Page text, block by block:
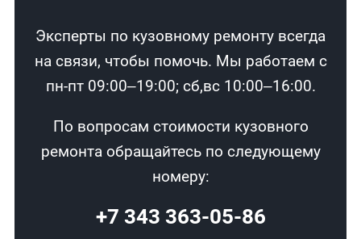
Эксперты по кузовному ремонту всегда
на связи, чтобы помочь. Мы работаем с
пн-пт 09:00–19:00; сб,вс 10:00–16:00.
По вопросам стоимости кузовного
ремонта обращайтесь по следующему
номеру:
+7 343 363-05-86